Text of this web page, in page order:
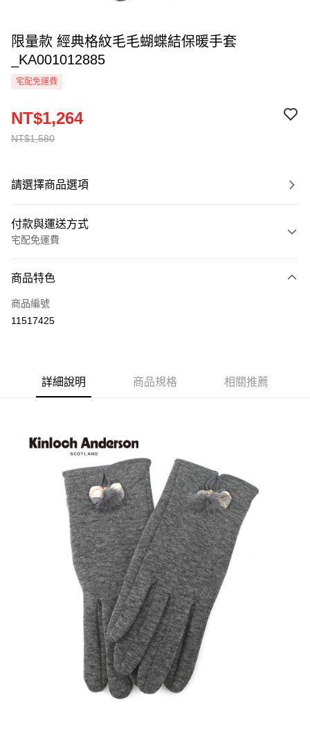
限量款 經典格紋毛毛蝴蝶結保暖手套
_KA001012885
宅配免運費
NT$1,580
NT$1,264
請選擇商品選項
付款與運送方式
宅配免運費
信用卡一次付款
LINE Pay
ATM付款
付款後全家取貨
每筆NT$60，滿NT$1,000(含以上)免運費
付款後7-11取貨
每筆NT$60，滿NT$1,000(含以上)免運費
商品特色
商品編號
11517425
詳細說明 商品規格 相關推薦